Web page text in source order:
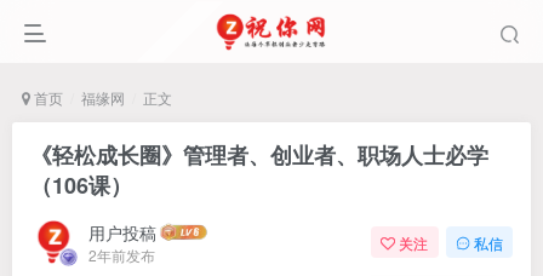
首页 福缘网 正文
《轻松成长圈》管理者、创业者、职场人士必学
（106课）
用户投稿
2年前发布
关注 私信